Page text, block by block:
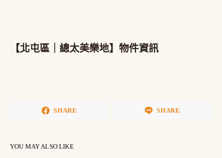
【北屯區｜總太美樂地】物件資訊
SHARE SHARE
YOU MAY ALSO LIKE